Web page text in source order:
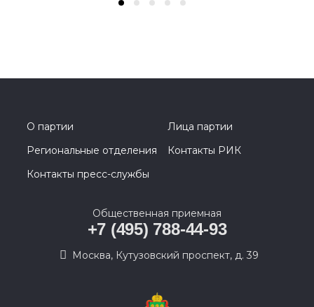
О партии
Лица партии
Региональные отделения
Контакты РИК
Контакты пресс-службы
Общественная приемная
+7 (495) 788-44-93
Москва, Кутузовский проспект, д. 39